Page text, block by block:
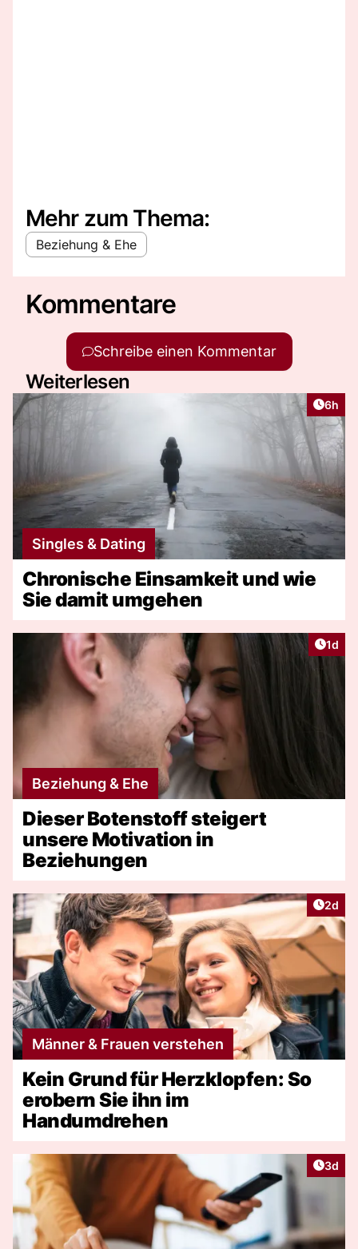
Mehr zum Thema:
Beziehung & Ehe
Kommentare
Schreibe einen Kommentar
Weiterlesen
6h
Singles & Dating
Chronische Einsamkeit und wie
Sie damit umgehen
1d
Beziehung & Ehe
Dieser Botenstoff steigert
unsere Motivation in
Beziehungen
2d
Männer & Frauen verstehen
Kein Grund für Herzklopfen: So
erobern Sie ihn im
Handumdrehen
3d